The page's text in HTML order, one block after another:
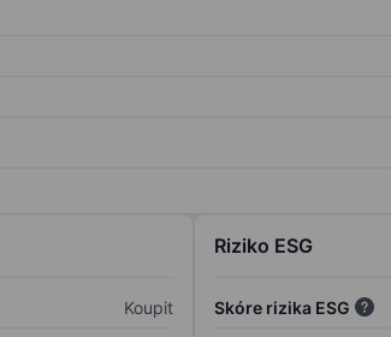
Koupit
Riziko ESG
Skóre rizika ESG